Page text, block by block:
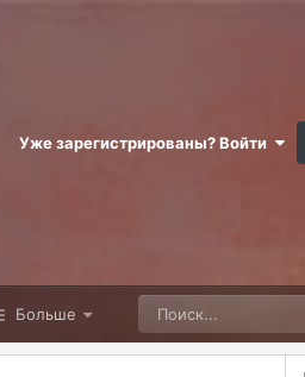
Уже зарегистрированы? Войти
Больше